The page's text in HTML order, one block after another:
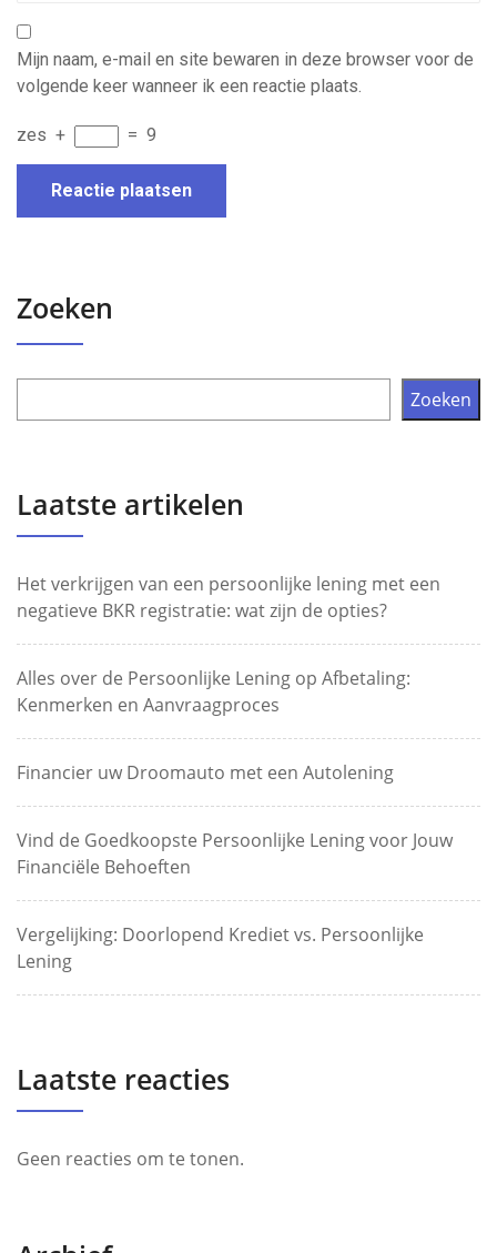
Mijn naam, e-mail en site bewaren in deze browser voor de
volgende keer wanneer ik een reactie plaats.
zes + = 9
Zoeken
Zoeken
Laatste artikelen
Het verkrijgen van een persoonlijke lening met een
negatieve BKR registratie: wat zijn de opties?
Alles over de Persoonlijke Lening op Afbetaling:
Kenmerken en Aanvraagproces
Financier uw Droomauto met een Autolening
Vind de Goedkoopste Persoonlijke Lening voor Jouw
Financiële Behoeften
Vergelijking: Doorlopend Krediet vs. Persoonlijke
Lening
Laatste reacties
Geen reacties om te tonen.